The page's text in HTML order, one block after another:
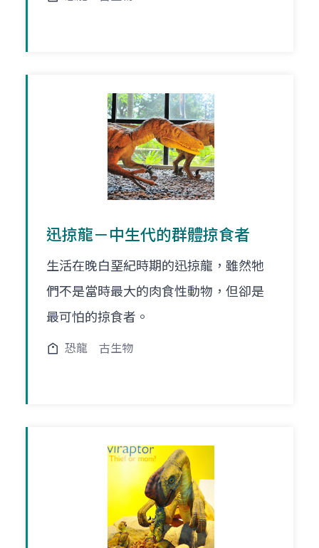
迅掠龍－中生代的群體掠食者
生活在晚白堊紀時期的迅掠龍，雖然牠
們不是當時最大的肉食性動物，但卻是
最可怕的掠食者。
恐龍 古生物